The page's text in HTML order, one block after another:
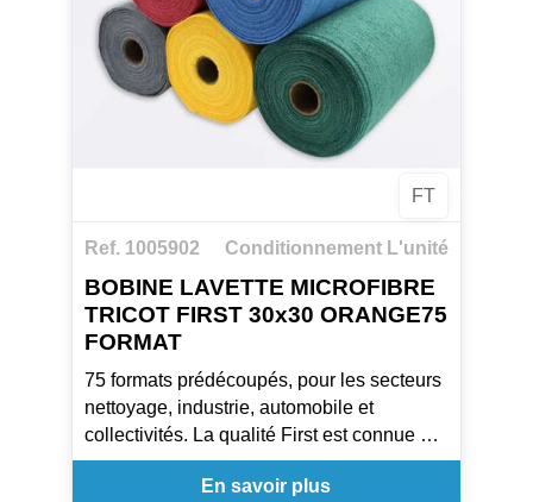
FT
Ref. 1005902 Conditionnement L'unité
BOBINE LAVETTE MICROFIBRE
TRICOT FIRST 30x30 ORANGE75
FORMAT
75 formats prédécoupés, pour les secteurs
nettoyage, industrie, automobile et
collectivités. La qualité First est connue et
appréciée avec ses 300 lavages en
machine et son absorption excellente qui
En savoir plus